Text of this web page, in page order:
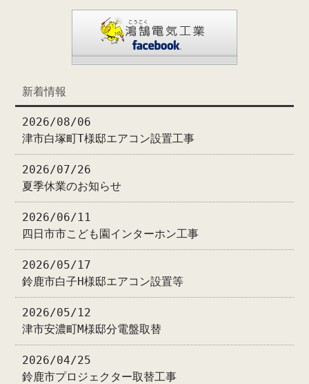
新着情報
2026/08/06
津市白塚町T様邸エアコン設置工事
2026/07/26
夏季休業のお知らせ
2026/06/11
四日市市こども園インターホン工事
2026/05/17
鈴鹿市白子H様邸エアコン設置等
2026/05/12
津市安濃町M様邸分電盤取替
2026/04/25
鈴鹿市プロジェクター取替工事